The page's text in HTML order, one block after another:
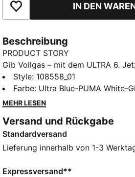
Zu Favoriten hinzufügen
IN DEN
Beschreibung
PRODUCT STORY
Gib Vollgas – mit dem ULTRA 6.
überarbeitetem Obermaterial aus
Für Pässe mit Präzision und ein
Schienen. Ein PWRTAPE
Bewegungsfreiheit einzuschränken.
SPEEDSYSTEM-Laufsohle und unser
präzisionsgefertigtes FastTrax
sagen kannst: Licht aus.
Style: 108558_01
Farbe: Ultra Blue-PUMA White-
MEHR LESEN
Versand und Rückgabe
Standardversand
Lieferung innerhalb von 1-3
Expressversand**